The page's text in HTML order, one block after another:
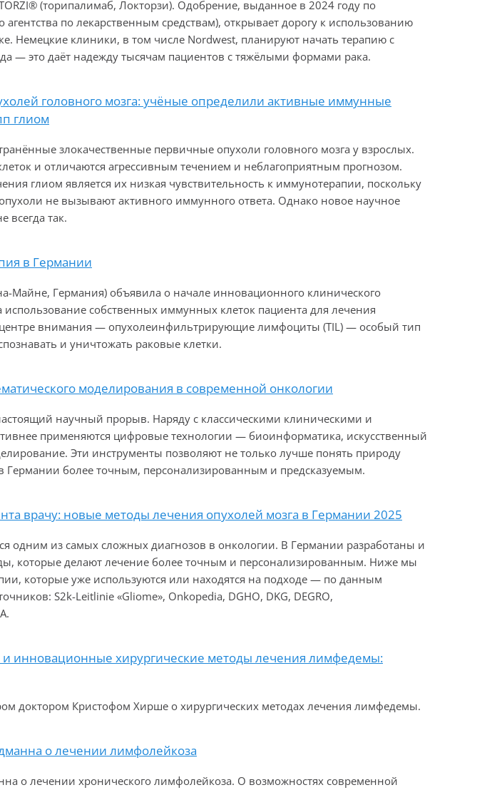
(торипалимаб, Локторзи). Одобрение, выданное в 2024 году по
агентства по лекарственным средствам), открывает дорогу к использованию
Немецкие клиники, в том числе Nordwest, планируют начать терапию с
— это даёт надежду тысячам пациентов с тяжёлыми формами рака.
головного мозга: учёные определили активные иммунные
глиом
злокачественные первичные опухоли головного мозга у взрослых.
и отличаются агрессивным течением и неблагоприятным прогнозом.
глиом является их низкая чувствительность к иммунотерапии, поскольку
не вызывают активного иммунного ответа. Однако новое научное
всегда так.
в Германии
Майне, Германия) объявила о начале инновационного клинического
использование собственных иммунных клеток пациента для лечения
центре внимания — опухолеинфильтрирующие лимфоциты (TIL) — особый тип
и уничтожать раковые клетки.
моделирования в современной онкологии
научный прорыв. Наряду с классическими клиническими и
применяются цифровые технологии — биоинформатика, искусственный
Эти инструменты позволяют не только лучше понять природу
Германии более точным, персонализированным и предсказуемым.
врачу: новые методы лечения опухолей мозга в Германии 2025
одним из самых сложных диагнозов в онкологии. В Германии разработаны и
которые делают лечение более точным и персонализированным. Ниже мы
которые уже используются или находятся на подходе — по данным
S2k-Leitlinie «Gliome», Onkopedia, DGHO, DKG, DEGRO,
инновационные хирургические методы лечения лимфедемы:
доктором Кристофом Хирше о хирургических методах лечения лимфедемы.
о лечении лимфолейкоза
о лечении хронического лимфолейкоза. О возможностях современной